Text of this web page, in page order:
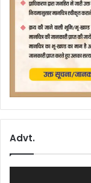
Advt.